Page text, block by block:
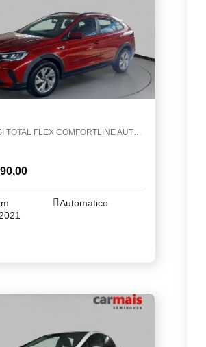
1.0 200 TSI TOTAL FLEX COMFORTLINE AUTOMÁTICO
Automatico